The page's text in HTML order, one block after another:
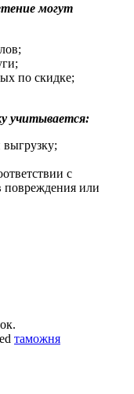
могут
по скидке;
учитывается:
выгрузку;
с
повреждения или
таможня